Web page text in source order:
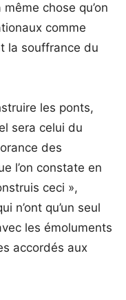
chose qu’on
comme
la souffrance du
les ponts,
sera celui du
des
l’on constate en
ceci »,
n’ont qu’un seul
les émoluments
accordés aux